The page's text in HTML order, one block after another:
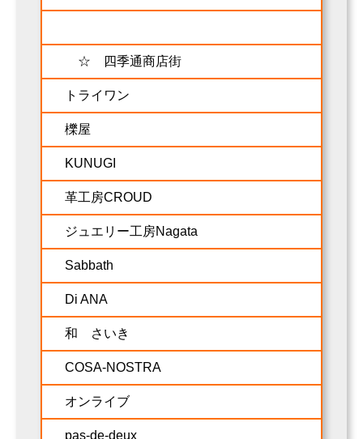
☆ 四季通商店街
トライワン
櫟屋
KUNUGI
革工房CROUD
ジュエリー工房Nagata
Sabbath
Di ANA
和 さいき
COSA-NOSTRA
オンライブ
pas-de-deux